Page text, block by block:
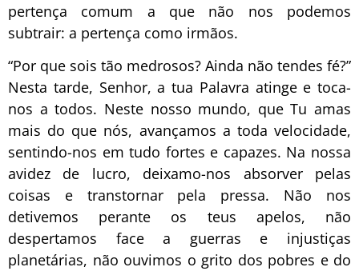
pertença comum a que não nos podemos
subtrair: a pertença como irmãos.
“Por que sois tão medrosos? Ainda não tendes fé?”
Nesta tarde, Senhor, a tua Palavra atinge e toca-
nos a todos. Neste nosso mundo, que Tu amas
mais do que nós, avançamos a toda velocidade,
sentindo-nos em tudo fortes e capazes. Na nossa
avidez de lucro, deixamo-nos absorver pelas
coisas e transtornar pela pressa. Não nos
detivemos perante os teus apelos, não
despertamos face a guerras e injustiças
planetárias, não ouvimos o grito dos pobres e do